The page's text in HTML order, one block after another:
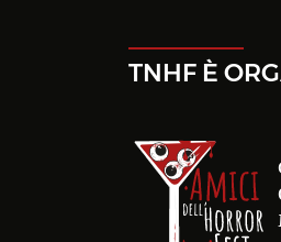
TNHF È